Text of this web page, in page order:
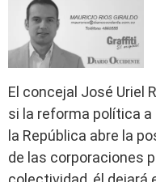
El concejal José Uriel
si la reforma política
la República abre la
de las corporaciones